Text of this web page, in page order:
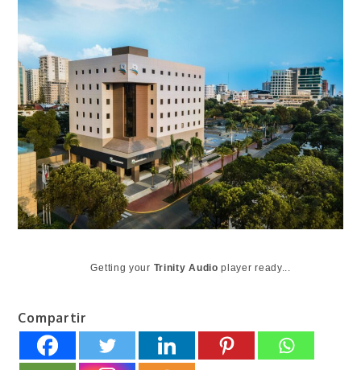
Getting your Trinity Audio player ready...
Compartir